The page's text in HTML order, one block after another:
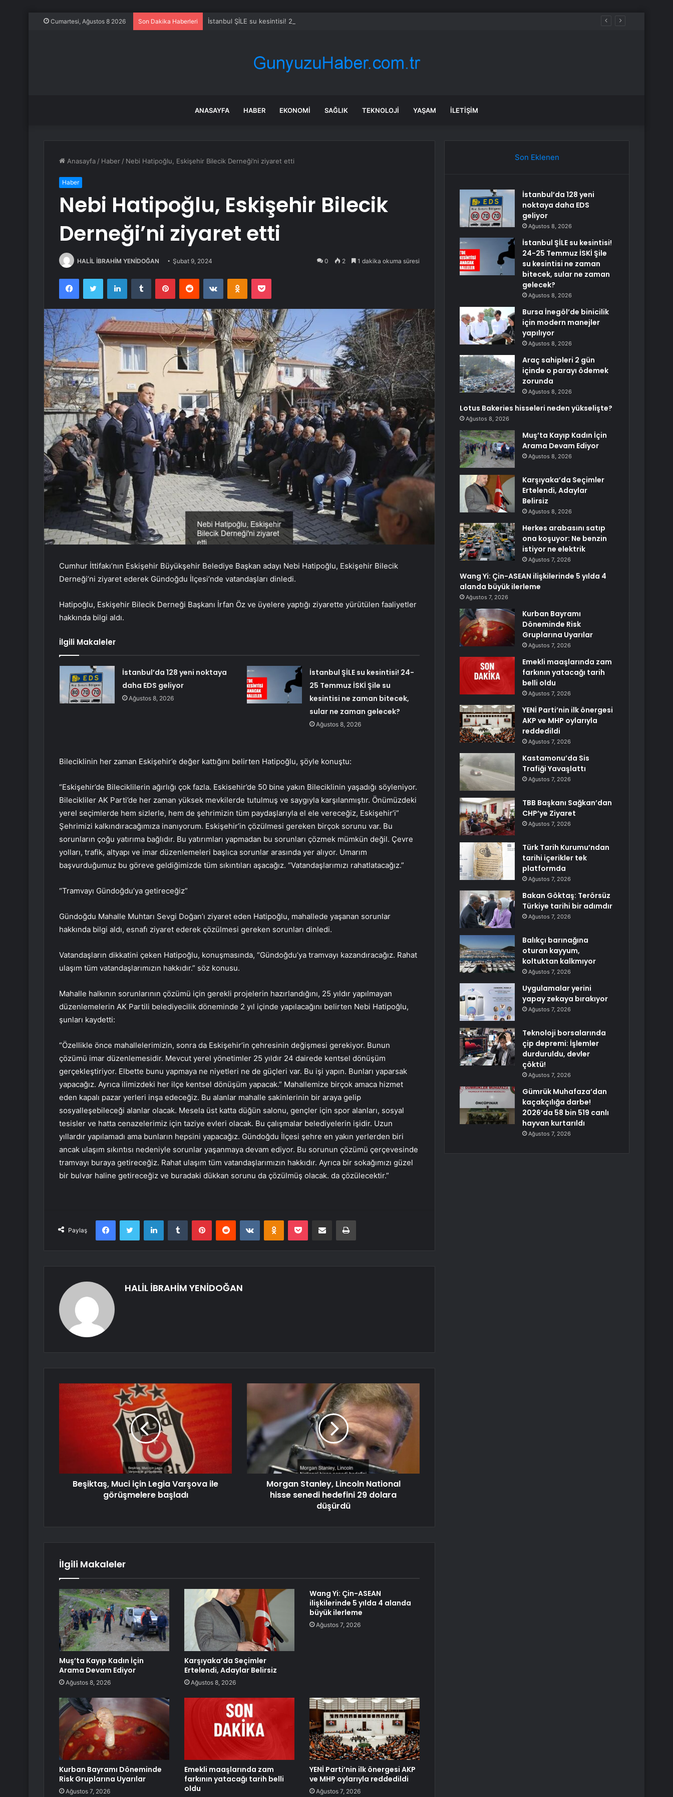
Cumartesi, Ağustos 8 2026 Son Dakika Haberleri İstanbul ŞİLE su kesintisi! 24-25 Temmuz İSKİ Şile su kesintisi ne zaman bitecek, sular ne zaman gelecek?
ANASAYFA HABER EKONOMI SAĞLIK TEKNOLOJI YAŞAM İLETIŞIM
Anasayfa / Haber / Nebi Hatipoğlu, Eskişehir Bilecik Derneği’ni ziyaret etti
Haber
Nebi Hatipoğlu, Eskişehir Bilecik
Derneği’ni ziyaret etti
HALİL İBRAHİM YENİDOĞAN Şubat 9, 2024 0 2 1 dakika okuma süresi
FacebookTwitter LinkedInTumblr PinterestReddit VKontakteOdnoklassniki
Pocket
Cumhur İttifakı’nın Eskişehir Büyükşehir Belediye Başkan adayı Nebi Hatipoğlu, Eskişehir Bilecik
Derneği’ni ziyaret ederek Gündoğdu İlçesi’nde vatandaşları dinledi.
Hatipoğlu, Eskişehir Bilecik Derneği Başkanı İrfan Öz ve üyelere yaptığı ziyarette yürütülen faaliyetler
hakkında bilgi aldı.
İlgili Makaleler
İstanbul’da 128 yeni noktaya
daha EDS geliyor
Ağustos 8, 2026
İstanbul ŞİLE su kesintisi! 24-
25 Temmuz İSKİ Şile su
kesintisi ne zaman bitecek,
sular ne zaman gelecek?
Ağustos 8, 2026
Bileciklinin her zaman Eskişehir’e değer kattığını belirten Hatipoğlu, şöyle konuştu:
“Eskişehir’de Bileciklilerin ağırlığı çok fazla. Eskisehir’de 50 bine yakın Bileciklinin yaşadığı söyleniyor.
Bilecikliler AK Parti’de her zaman yüksek mevkilerde tutulmuş ve saygıyla karşılanmıştır. Önümüzdeki
yerel seçimlerde hem sizlerle, hem de şehrimizin tüm paydaşlarıyla el ele vereceğiz, Eskişehir’i”
Şehrimizi kalkındıracağımıza inanıyorum. Eskişehir’in çözülmesi gereken birçok sorunu var. Bu
sorunların çoğu yatırıma bağlıdır. Bu yatırımları yapmadan bu sorunları çözmek mümkün değil. Çevre
yolları, trafik, altyapı ve imar düzenlemeleri başlıca sorunlar arasında yer alıyor. Umarım
başvurduğumuz bu göreve geldiğimizde tüm sıkıntıları aşacağız. “Vatandaşlarımızı rahatlatacağız.”
“Tramvayı Gündoğdu’ya getireceğiz”
Gündoğdu Mahalle Muhtarı Sevgi Doğan’ı ziyaret eden Hatipoğlu, mahallede yaşanan sorunlar
hakkında bilgi aldı, esnafı ziyaret ederek çözülmesi gereken sorunları dinledi.
Vatandaşların dikkatini çeken Hatipoğlu, konuşmasında, “Gündoğdu’ya tramvayı kazandıracağız. Rahat
ulaşım tüm vatandaşlarımızın hakkıdır.” söz konusu.
Mahalle halkının sorunlarının çözümü için gerekli projelerin hazırlandığını, 25 yıldır yapılmayan
düzenlemelerin AK Partili belediyecilik döneminde 2 yıl içinde yapılacağını belirten Nebi Hatipoğlu,
şunları kaydetti:
“Özellikle önce mahallelerimizin, sonra da Eskişehir’in çehresinin değişmesi gerekiyor. Bunun
çözümü imar düzenlemesidir. Mevcut yerel yönetimler 25 yıldır 24 dairede kentsel dönüşüm
gerçekleştiriyor. Elbette bunu yapmaya ne niyetleri ne de güçleri var. Bu işi yapın. Bunları yaparsak
yapacağız. Ayrıca ilimizdeki her ilçe kentsel dönüşüm yapacak.” Mahallemize birçok amaca hizmet
eden kapalı pazar yerleri inşa edeceğiz. Bu alanlar mahalle sakinlerinin bir araya gelip
sosyalleşebileceği alanlar olacak. Mesela üst katta düğün salonu, gençler için spor alanları, sosyal
tesisler ve hatta cenazelerimiz için taziye evleri olacak. Bu çalışmalar belediyelerin işidir. Uzun
yıllardır yapılamadı ama bunların hepsini yapacağız. Gündoğdu İlçesi şehre en yakın yerlerden biri
ancak ulaşım sıkıntısı nedeniyle sorunlar yaşanmaya devam ediyor. Bu sorunun çözümü çerçevesinde
tramvayı buraya getireceğiz. Rahat ulaşım tüm vatandaşlarımızın hakkıdır. Ayrıca bir sokağımızı güzel
bir bulvar haline getireceğiz ve buradaki dükkan sorunu da çözülmüş olacak. da çözülecektir.”
Paylaş
FacebookTwitter LinkedInTumblr PinterestReddit VKontakteOdnoklassniki
Pocket E-Posta ile paylaş Yazdır
HALİL İBRAHİM YENİDOĞAN
Beşiktaş, Muci için Legia Varşova ile
görüşmelere başladı
Morgan Stanley, Lincoln National
hisse senedi hedefini 29 dolara
düşürdü
İlgili Makaleler
Muş’ta Kayıp Kadın İçin
Arama Devam Ediyor
Ağustos 8, 2026
Karşıyaka’da Seçimler
Ertelendi, Adaylar Belirsiz
Ağustos 8, 2026
Wang Yi: Çin-ASEAN
ilişkilerinde 5 yılda 4 alanda
büyük ilerleme
Ağustos 7, 2026
Kurban Bayramı Döneminde
Risk Gruplarına Uyarılar
Ağustos 7, 2026
Emekli maaşlarında zam
farkının yatacağı tarih belli
oldu
YENİ Parti’nin ilk önergesi AKP
ve MHP oylarıyla reddedildi
Ağustos 7, 2026
Son Eklenen
İstanbul’da 128 yeni
noktaya daha EDS
geliyor
Ağustos 8, 2026
İstanbul ŞİLE su kesintisi!
24-25 Temmuz İSKİ Şile
su kesintisi ne zaman
bitecek, sular ne zaman
gelecek?
Ağustos 8, 2026
Bursa İnegöl’de binicilik
için modern manejler
yapılıyor
Ağustos 8, 2026
Araç sahipleri 2 gün
içinde o parayı ödemek
zorunda
Ağustos 8, 2026
Lotus Bakeries hisseleri neden yükselişte?
Ağustos 8, 2026
Muş’ta Kayıp Kadın İçin
Arama Devam Ediyor
Ağustos 8, 2026
Karşıyaka’da Seçimler
Ertelendi, Adaylar
Belirsiz
Ağustos 8, 2026
Herkes arabasını satıp
ona koşuyor: Ne benzin
istiyor ne elektrik
Ağustos 7, 2026
Wang Yi: Çin-ASEAN ilişkilerinde 5 yılda 4
alanda büyük ilerleme
Ağustos 7, 2026
Kurban Bayramı
Döneminde Risk
Gruplarına Uyarılar
Ağustos 7, 2026
Emekli maaşlarında zam
farkının yatacağı tarih
belli oldu
Ağustos 7, 2026
YENİ Parti’nin ilk önergesi
AKP ve MHP oylarıyla
reddedildi
Ağustos 7, 2026
Kastamonu’da Sis
Trafiği Yavaşlattı
Ağustos 7, 2026
TBB Başkanı Sağkan’dan
CHP’ye Ziyaret
Ağustos 7, 2026
Türk Tarih Kurumu’ndan
tarihi içerikler tek
platformda
Ağustos 7, 2026
Bakan Göktaş: Terörsüz
Türkiye tarihi bir adımdır
Ağustos 7, 2026
Balıkçı barınağına
oturan kayyum,
koltuktan kalkmıyor
Ağustos 7, 2026
Uygulamalar yerini
yapay zekaya bırakıyor
Ağustos 7, 2026
Teknoloji borsalarında
çip depremi: İşlemler
durduruldu, devler
çöktü!
Ağustos 7, 2026
Gümrük Muhafaza’dan
kaçakçılığa darbe!
2026’da 58 bin 519 canlı
hayvan kurtarıldı
Ağustos 7, 2026